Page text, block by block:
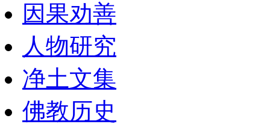
因果劝善
人物研究
净土文集
佛教历史